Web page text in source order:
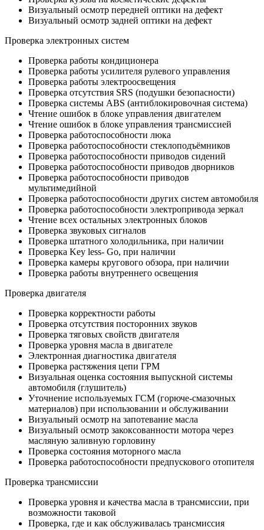
Визуальный осмотр передней оптики на дефект
Визуальный осмотр задней оптики на дефект
Проверка электронных систем
Проверка работы кондиционера
Проверка работы усилителя рулевого управления
Проверка работы электроосвещения
Проверка отсутствия SRS (подушки безопасности)
Проверка системы ABS (антиблокировочная система)
Чтение ошибок в блоке управления двигателем
Чтение ошибок в блоке управления трансмиссией
Проверка работоспособности люка
Проверка работоспособности стеклоподъёмников
Проверка работоспособности приводов сидений
Проверка работоспособности приводов дворников
Проверка работоспособности приводов
мультимедийной
Проверка работоспособности других систем автомобиля
Проверка работоспособности электропривода зеркал
Чтение всех остальных электронных блоков
Проверка звуковых сигналов
Проверка штатного холодильника, при наличии
Проверка Key less- Go, при наличии
Проверка камеры кругового обзора, при наличии
Проверка работы внутреннего освещения
Проверка двигателя
Проверка корректности работы
Проверка отсутствия посторонних звуков
Проверка тяговых свойств двигателя
Проверка уровня масла в двигателе
Электронная диагностика двигателя
Проверка растяжения цепи ГРМ
Визуальная оценка состояния выпускной системы
автомобиля (глушитель)
Уточнение используемых ГСМ (горюче-смазочных
материалов) при использовании и обслуживании
Визуальный осмотр на запотевание масла
Визуальный осмотр закоксованности мотора через
масляную заливную горловину
Проверка состояния моторного масла
Проверка работоспособности предпускового отопителя
Проверка трансмиссии
Проверка уровня и качества масла в трансмиссии, при
возможности таковой
Проверка, где и как обслуживалась трансмиссия